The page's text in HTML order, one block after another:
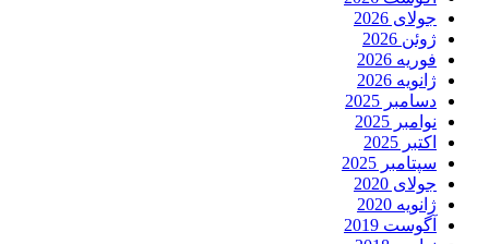
جولای 2026
ژوئن 2026
فوریه 2026
ژانویه 2026
دسامبر 2025
نوامبر 2025
اکتبر 2025
سپتامبر 2025
جولای 2020
ژانویه 2020
آگوست 2019